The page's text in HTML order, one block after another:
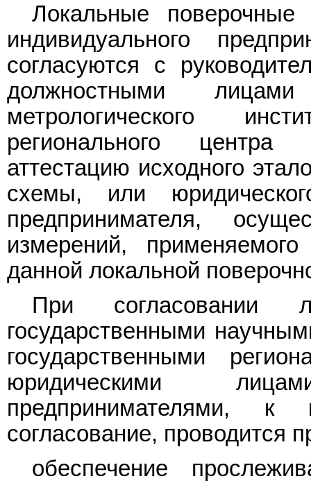
Локальные
индивидуального
согласуются с
должностными лицами
метрологического
регионального центра
аттестацию исходного
схемы, или
предпринимателя,
измерений,
данной локальной
При согласовании
государственными
государственными
юридическими
предпринимателями,
согласование, проводится
обеспечение